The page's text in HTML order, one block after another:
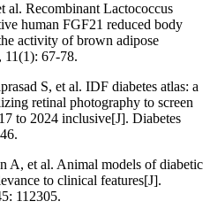
Recombinant Lactococcus
human FGF21 reduced body
activity of brown adipose
11(1): 67-78.
S, et al. IDF diabetes atlas: a
retinal photography to screen
to 2024 inclusive[J]. Diabetes
A, et al. Animal models of diabetic
to clinical features[J].
112305.